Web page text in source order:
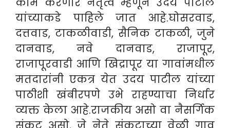
यांच्याकडे पाहिले जात आहे.घोसरवाड,
दत्तवाड, टाकळीवाडी, सैनिक टाकळी, जुने
दानवाड, नवे दानवाड, राजापूर,
राजापूरवाडी आणि खिद्रापूर या गावांमधील
मतदारांनी एकत्र येत उदय पाटील यांच्या
पाठीशी खंबीरपणे उभे राहण्याचा निर्धार
व्यक्त केला आहे.राजकीय असो वा नैसर्गिक